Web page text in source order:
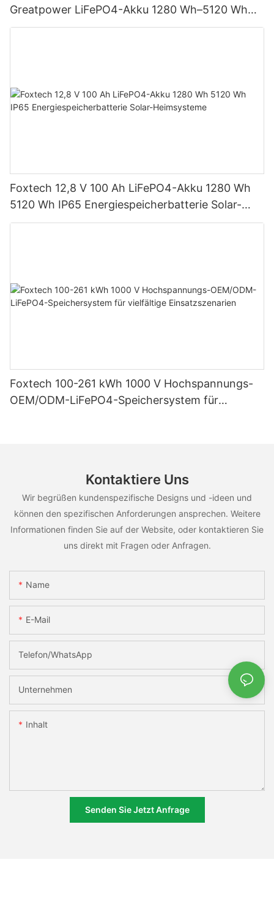
Greatpower LiFePO4-Akku 1280 Wh–5120 Wh
IP65 Energiespeicher
Foxtech 12,8 V 100 Ah LiFePO4-Akku 1280 Wh
5120 Wh IP65 Energiespeicherbatterie Solar-
Heimsysteme
Foxtech 100-261 kWh 1000 V Hochspannungs-
OEM/ODM-LiFePO4-Speichersystem für
Kontaktiere Uns
Wir begrüßen kundenspezifische Designs und -ideen und
können den spezifischen Anforderungen ansprechen. Weitere
Informationen finden Sie auf der Website, oder kontaktieren Sie
uns direkt mit Fragen oder Anfragen.
Name
E-Mail
Telefon/WhatsApp
Unternehmen
Inhalt
Senden Sie Jetzt Anfrage